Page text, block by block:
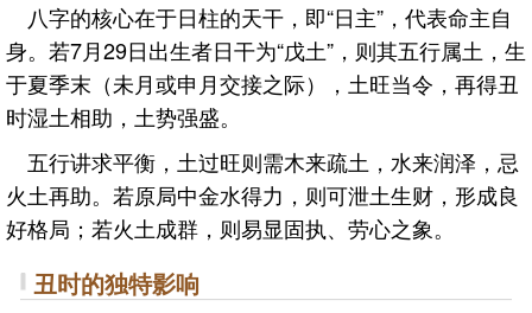
八字的核心在于日柱的天干，即“日主”，代表命主自
身。若7月29日出生者日干为“戊土”，则其五行属土，生
于夏季末（未月或申月交接之际），土旺当令，再得丑
时湿土相助，土势强盛。
五行讲求平衡，土过旺则需木来疏土，水来润泽，忌
火土再助。若原局中金水得力，则可泄土生财，形成良
好格局；若火土成群，则易显固执、劳心之象。
丑时的独特影响